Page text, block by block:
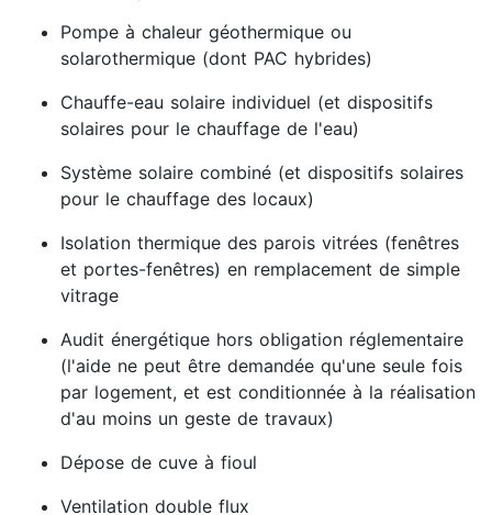
Pompe à chaleur géothermique ou
solarothermique (dont PAC hybrides)
Chauffe-eau solaire individuel (et dispositifs
solaires pour le chauffage de l'eau)
Système solaire combiné (et dispositifs solaires
pour le chauffage des locaux)
Isolation thermique des parois vitrées (fenêtres
et portes-fenêtres) en remplacement de simple
vitrage
Audit énergétique hors obligation réglementaire
(l'aide ne peut être demandée qu'une seule fois
par logement, et est conditionnée à la réalisation
d'au moins un geste de travaux)
Dépose de cuve à fioul
Ventilation double flux